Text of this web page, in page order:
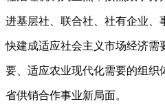
进基层社、联合社、社有企业、
快建成适应社会主义市场经济需
要、适应农业现代化需要的组织
省供销合作事业新局面。